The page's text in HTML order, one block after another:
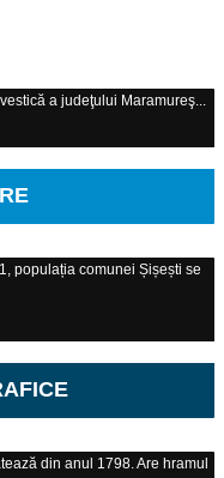
a judeţului Maramureş...
populația comunei Șișești se
din anul 1798. Are hramul